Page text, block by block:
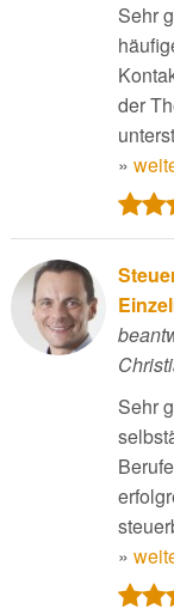
Sehr
der
»
Sehr
»